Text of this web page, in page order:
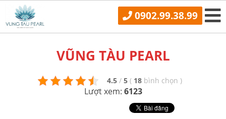
0902.99.38.99
VŨNG TÀU PEARL
4.5 / 5 ( 18 bình chọn )
Lượt xem: 6123